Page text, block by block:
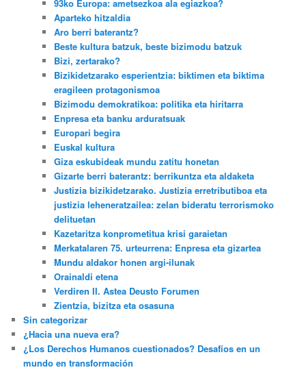
93ko Europa: ametsezkoa ala egiazkoa?
Aparteko hitzaldia
Aro berri baterantz?
Beste kultura batzuk, beste bizimodu batzuk
Bizi, zertarako?
Bizikidetzarako esperientzia: biktimen eta biktima
eragileen protagonismoa
Bizimodu demokratikoa: politika eta hiritarra
Enpresa eta banku arduratsuak
Europari begira
Euskal kultura
Giza eskubideak mundu zatitu honetan
Gizarte berri baterantz: berrikuntza eta aldaketa
Justizia bizikidetzarako. Justizia erretributiboa eta
justizia leheneratzailea: zelan bideratu terrorismoko
delituetan
Kazetaritza konprometitua krisi garaietan
Merkatalaren 75. urteurrena: Enpresa eta gizartea
Mundu aldakor honen argi-ilunak
Orainaldi etena
Verdiren II. Astea Deusto Forumen
Zientzia, bizitza eta osasuna
Sin categorizar
¿Hacia una nueva era?
¿Los Derechos Humanos cuestionados? Desafíos en un
mundo en transformación